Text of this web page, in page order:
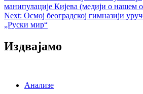
navigation
манипулације Кијева (медији о нашем
Next: Осмој београдској гимназији
„Руски мир“
Издвајамо
Анализе